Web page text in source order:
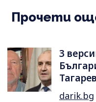
Прочети
3
Тагарев
darik.bg